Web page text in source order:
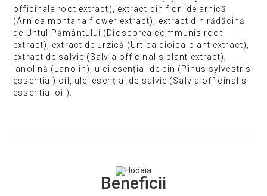
officinale root extract), extract din flori de arnică
(Arnica montana flower extract), extract din rădăcină
de Untul-Pământului (Dioscorea communis root
extract), extract de urzică (Urtica dioica plant extract),
extract de salvie (Salvia officinalis plant extract),
lanolină (Lanolin), ulei esențial de pin (Pinus sylvestris
essential) oil, ulei esențial de salvie (Salvia officinalis
essential oil).
Beneficii